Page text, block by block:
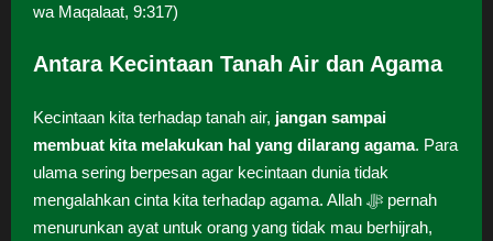
wa Maqalaat, 9:317)
Antara Kecintaan Tanah Air dan Agama
Kecintaan kita terhadap tanah air, jangan sampai
membuat kita melakukan hal yang dilarang agama. Para
ulama sering berpesan agar kecintaan dunia tidak
mengalahkan cinta kita terhadap agama. Allah ﷻ pernah
menurunkan ayat untuk orang yang tidak mau berhijrah,